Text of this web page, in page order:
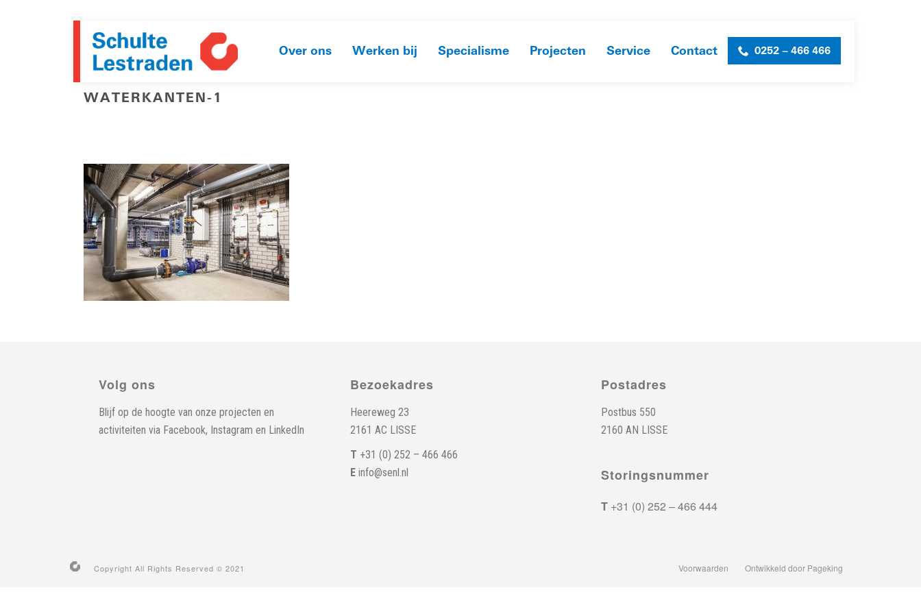
Over ons Werken bij Specialisme Projecten Service Contact 0252 – 466 466
WATERKANTEN-1
Volg ons
Blijf op de hoogte van onze projecten en
activiteiten via Facebook, Instagram en LinkedIn
Bezoekadres
Heereweg 23
2161 AC LISSE
T +31 (0) 252 – 466 466
Einfo@senl.nl
Postadres
Postbus 550
2160 AN LISSE
Storingsnummer
T +31 (0) 252 – 466 444
Copyright All Rights Reserved © 2021 Voorwaarden Ontwikkeld door Pageking